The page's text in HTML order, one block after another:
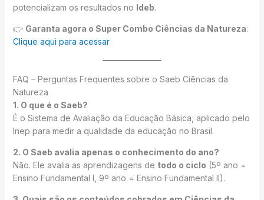
potencializam os resultados no Ideb.
👉 Garanta agora o Super Combo Ciências da Natureza:
Clique aqui para acessar
FAQ – Perguntas Frequentes sobre o Saeb Ciências da
Natureza
1. O que é o Saeb?
É o Sistema de Avaliação da Educação Básica, aplicado pelo
Inep para medir a qualidade da educação no Brasil.
2. O Saeb avalia apenas o conhecimento do ano?
Não. Ele avalia as aprendizagens de todo o ciclo (5º ano =
Ensino Fundamental I, 9º ano = Ensino Fundamental II).